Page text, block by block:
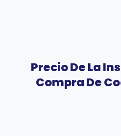
Precio De La
Compra De